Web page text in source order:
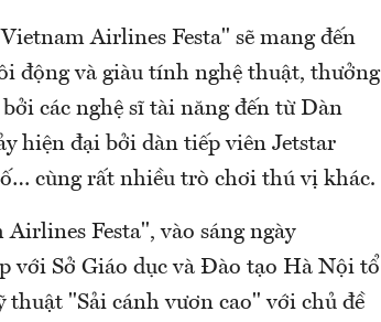
Airlines Festa" sẽ mang đến
động và giàu tính nghệ thuật, thưởng
các nghệ sĩ tài năng đến từ Dàn
hiện đại bởi dàn tiếp viên Jetstar
cùng rất nhiều trò chơi thú vị khác.
Festa", vào sáng ngày
với Sở Giáo dục và Đào tạo Hà Nội tổ
"Sải cánh vươn cao" với chủ đề